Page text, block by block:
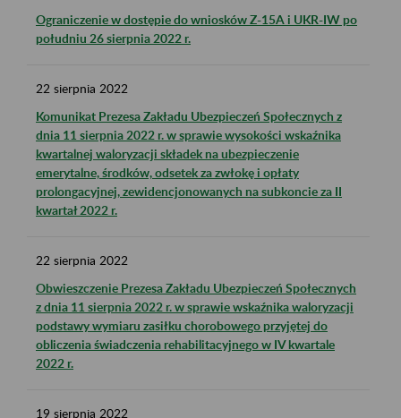
Ograniczenie w dostępie do wniosków Z-15A i UKR-IW po
południu 26 sierpnia 2022 r.
22 sierpnia 2022
Komunikat Prezesa Zakładu Ubezpieczeń Społecznych z
dnia 11 sierpnia 2022 r. w sprawie wysokości wskaźnika
kwartalnej waloryzacji składek na ubezpieczenie
emerytalne, środków, odsetek za zwłokę i opłaty
prolongacyjnej, zewidencjonowanych na subkoncie za II
kwartał 2022 r.
22 sierpnia 2022
Obwieszczenie Prezesa Zakładu Ubezpieczeń Społecznych
z dnia 11 sierpnia 2022 r. w sprawie wskaźnika waloryzacji
podstawy wymiaru zasiłku chorobowego przyjętej do
obliczenia świadczenia rehabilitacyjnego w IV kwartale
2022 r.
19 sierpnia 2022